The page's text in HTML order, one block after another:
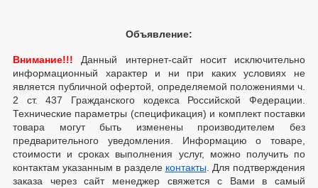
Объявление:
Внимание!!! Данный интернет-сайт носит исключительно
информационный характер и ни при каких условиях не
является публичной офертой, определяемой положениями ч.
2 ст. 437 Гражданского кодекса Российской Федерации.
Технические параметры (спецификация) и комплект поставки
товара могут быть изменены производителем без
предварительного уведомления. Информацию о товаре,
стоимости и сроках выполнения услуг, можно получить по
контактам указанным в разделе контакты. Для подтверждения
заказа через сайт менеджер свяжется с Вами в самый